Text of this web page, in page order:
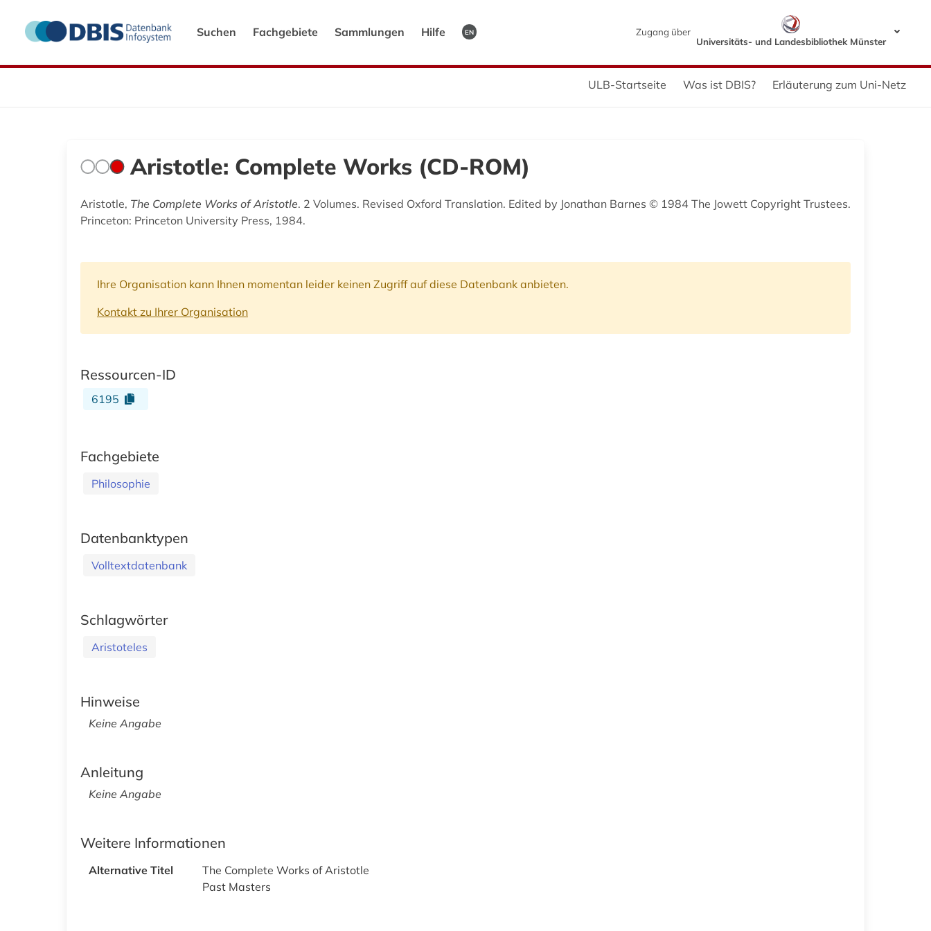
Suchen Fachgebiete Sammlungen Hilfe EN
Zugang über
Universitäts- und Landesbibliothek Münster
ULB-Startseite Was ist DBIS? Erläuterung zum Uni-Netz
Aristotle: Complete Works (CD-ROM)
Aristotle, The Complete Works of Aristotle. 2 Volumes. Revised Oxford Translation. Edited by Jonathan Barnes © 1984 The Jowett Copyright Trustees.
Princeton: Princeton University Press, 1984.
Ihre Organisation kann Ihnen momentan leider keinen Zugriff auf diese Datenbank anbieten.
Kontakt zu Ihrer Organisation
Ressourcen-ID
6195
Fachgebiete
Philosophie
Datenbanktypen
Volltextdatenbank
Schlagwörter
Aristoteles
Hinweise
Keine Angabe
Anleitung
Keine Angabe
Weitere Informationen
Alternative Titel
The Complete Works of Aristotle
Past Masters